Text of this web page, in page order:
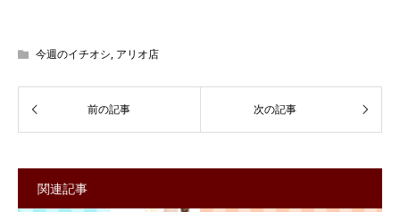
今週のイチオシ, アリオ店
関連記事